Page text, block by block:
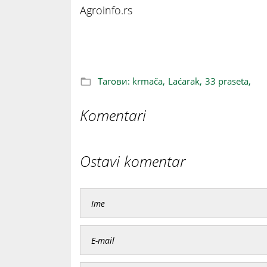
Agroinfo.rs
Тагови: krmača, Laćarak, 33 praseta,
Komentari
Ostavi komentar